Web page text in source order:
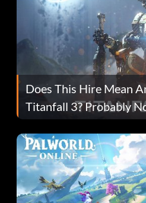
Does This Hire Mean
Titanfall 3? Probably
Fans Are Hopeful